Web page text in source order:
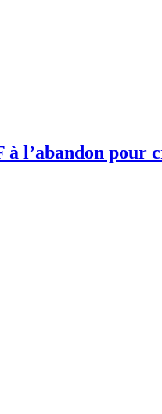
à l’abandon pour